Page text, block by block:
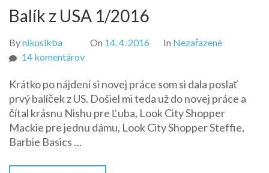
Balík z USA 1/2016
Bynikusikba On 14. 4. 2016 In Nezařazené
14 komentárovna
z
USA
1/2016
Krátko po nájdení si novej práce som si dala poslať
prvý balíček z US. Došiel mi teda už do novej práce a
čítal krásnu Nishu pre Ľuba, Look City Shopper
Mackie pre jednu dámu, Look City Shopper Steffie,
Barbie Basics …